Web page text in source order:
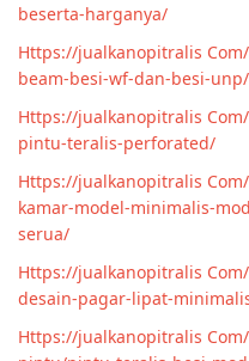
beserta-harganya/
Https://jualkanopitralis
beam-besi-wf-dan-besi-unp/
Https://jualkanopitralis
pintu-teralis-perforated/
Https://jualkanopitralis
kamar-model-minimalis-
serua/
Https://jualkanopitralis
desain-pagar-lipat-
Https://jualkanopitralis